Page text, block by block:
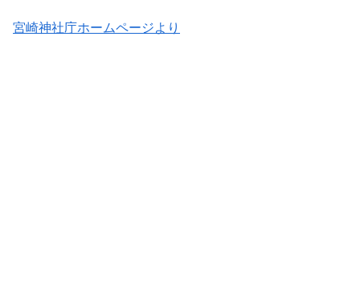
宮崎神社庁ホームページより